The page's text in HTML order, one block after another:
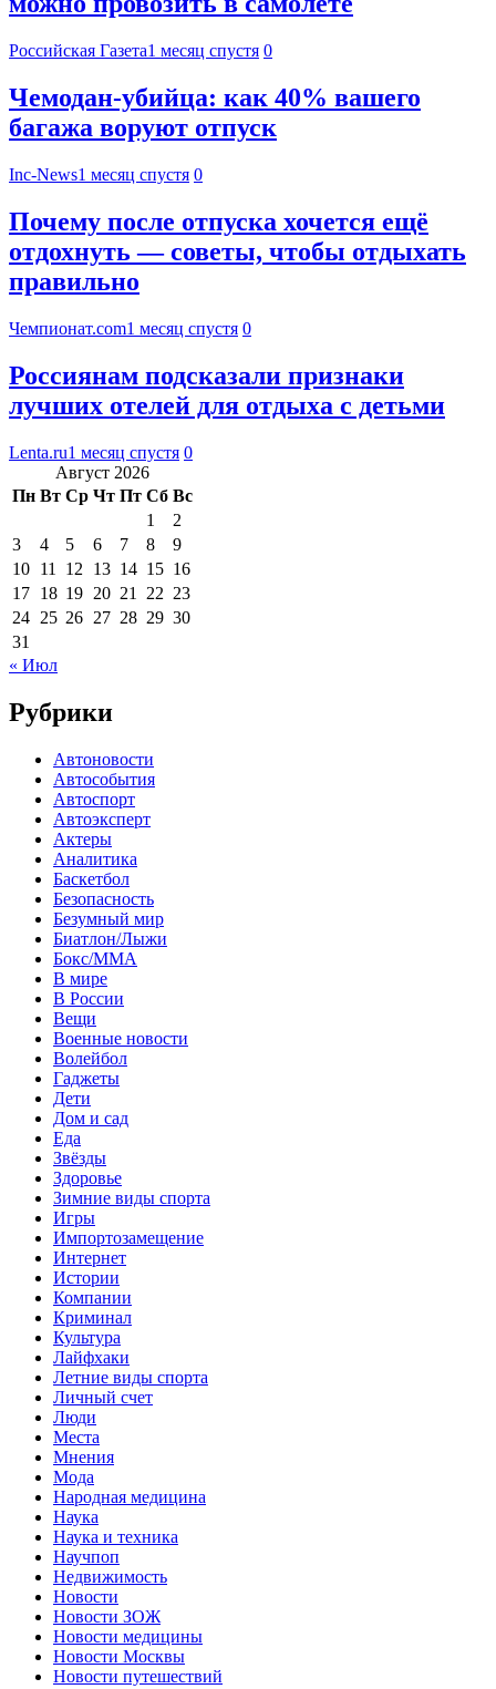
Российская Газета1 месяц спустя 0
Чемодан-убийца: как 40% вашего
багажа воруют отпуск
Inc-News1 месяц спустя 0
Почему после отпуска хочется ещё
отдохнуть — советы, чтобы отдыхать
правильно
Чемпионат.com1 месяц спустя 0
Россиянам подсказали признаки
лучших отелей для отдыха с детьми
Lenta.ru1 месяц спустя 0
Август 2026
Пн Вт Ср Чт Пт Сб Вс
1
2
3
4 5 6 7 8
9
10 11 12 13 14 15 16
17 18 19 20 21 22 23
24 25 26 27 28 29 30
31
« Июл
Рубрики
Автоновости
Автособытия
Автоспорт
Автоэксперт
Актеры
Аналитика
Баскетбол
Безопасность
Безумный мир
Биатлон/Лыжи
Бокс/MMA
В мире
В России
Вещи
Военные новости
Волейбол
Гаджеты
Дети
Дом и сад
Еда
Звёзды
Здоровье
Зимние виды спорта
Игры
Импортозамещение
Интернет
Истории
Компании
Криминал
Культура
Лайфхаки
Летние виды спорта
Личный счет
Люди
Места
Мнения
Мода
Народная медицина
Наука
Наука и техника
Научпоп
Недвижимость
Новости
Новости ЗОЖ
Новости медицины
Новости Москвы
Новости путешествий